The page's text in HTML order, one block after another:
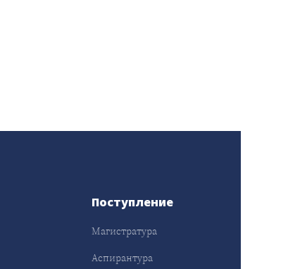
Поступление
Магистратура
Аспирантура